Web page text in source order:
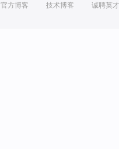
官方博客 技术博客 诚聘英才